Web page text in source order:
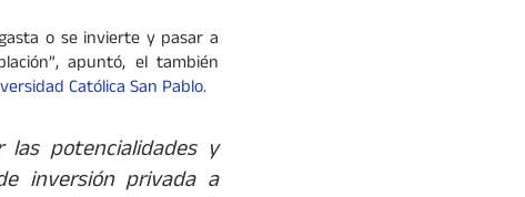
o se invierte y pasar a
apuntó, el también
Católica San Pablo.
potencialidades y
inversión privada a